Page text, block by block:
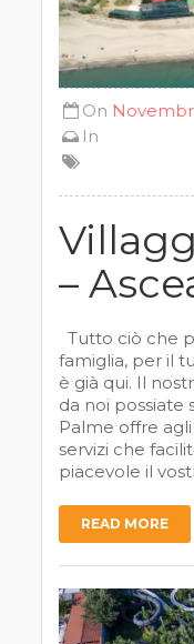
On
In
–
Tutto ciò che
famiglia, per il
è già qui. Il
da noi possiate
Palme offre
servizi che
piacevole il
READ MORE